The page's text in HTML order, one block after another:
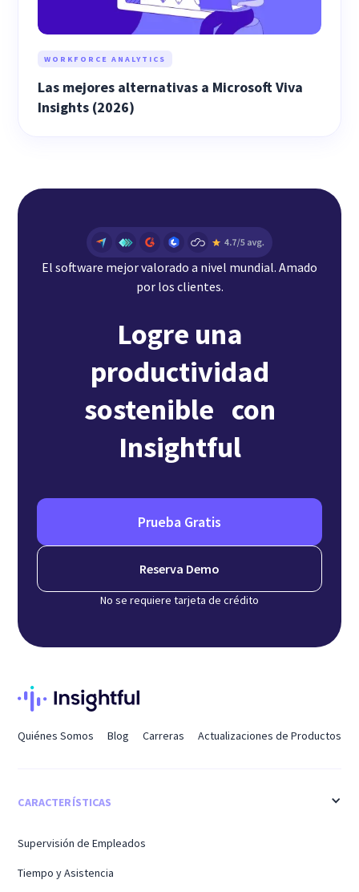
WORKFORCE ANALYTICS
Las mejores alternativas a Microsoft Viva
Insights (2026)
El software mejor valorado a nivel mundial. Amado
por los clientes.
Logre una
productividad
sostenible con
Insightful
Prueba Gratis
Reserva Demo
No se requiere tarjeta de crédito
Quiénes Somos Blog Carreras Actualizaciones de Productos
CARACTERÍSTICAS
Supervisión de Empleados
Tiempo y Asistencia